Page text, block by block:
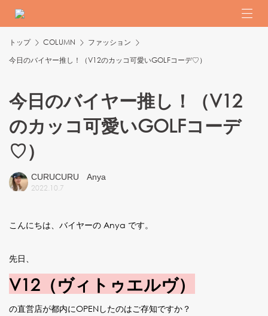
トップ COLUMN
ファッション
今日のバイヤー推し！（V12のカッコ可愛いGOLFコーデ♡）
今日のバイヤー推し！（V12
のカッコ可愛いGOLFコーデ
♡）
CURUCURU Anya
2022.10.7
こんにちは、バイヤーの Anya です。
先日、
V12（ヴィトゥエルヴ）
の直営店が都内にOPENしたのはご存知ですか？